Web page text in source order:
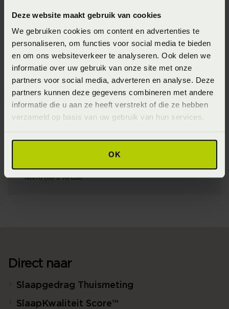
Deze website maakt gebruik van cookies
We gebruiken cookies om content en advertenties te
personaliseren, om functies voor social media te bieden
en om ons websiteverkeer te analyseren. Ook delen we
informatie over uw gebruik van onze site met onze
partners voor social media, adverteren en analyse. Deze
partners kunnen deze gegevens combineren met andere
informatie die u aan ze heeft verstrekt of die ze hebben
verzameld op basis van uw gebruik van hun services.
OK
Specificaties
Artikelnummer
8715944747707
Wasinstructie
Maximaal 40 graden (Wassen op maximaal 40 graden)
Materiaal
100% katoen satijn (Katoensatijn)
60x70 (60 x 70 cm)
Direct naar
Slaapgedrag Thuismeting
SlaapKwaliteit Score™